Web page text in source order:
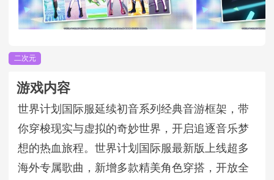
二次元
游戏内容
世界计划国际服延续初音系列经典音游框架，带
你穿梭现实与虚拟的奇妙世界，开启追逐音乐梦
想的热血旅程。世界计划国际服最新版上线超多
海外专属歌曲，新增多款精美角色穿搭，开放全